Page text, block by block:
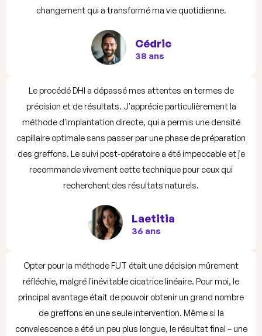
changement qui a transformé ma vie quotidienne.
Cédric
38 ans
Le procédé DHI a dépassé mes attentes en termes de
précision et de résultats. J'apprécie particulièrement la
méthode d'implantation directe, qui a permis une densité
capillaire optimale sans passer par une phase de préparation
des greffons. Le suivi post-opératoire a été impeccable et je
recommande vivement cette technique pour ceux qui
recherchent des résultats naturels.
Laetitia
36 ans
Opter pour la méthode FUT était une décision mûrement
réfléchie, malgré l'inévitable cicatrice linéaire. Pour moi, le
principal avantage était de pouvoir obtenir un grand nombre
de greffons en une seule intervention. Même si la
convalescence a été un peu plus longue, le résultat final – une